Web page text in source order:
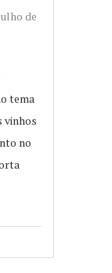
de
tema
vinhos
no